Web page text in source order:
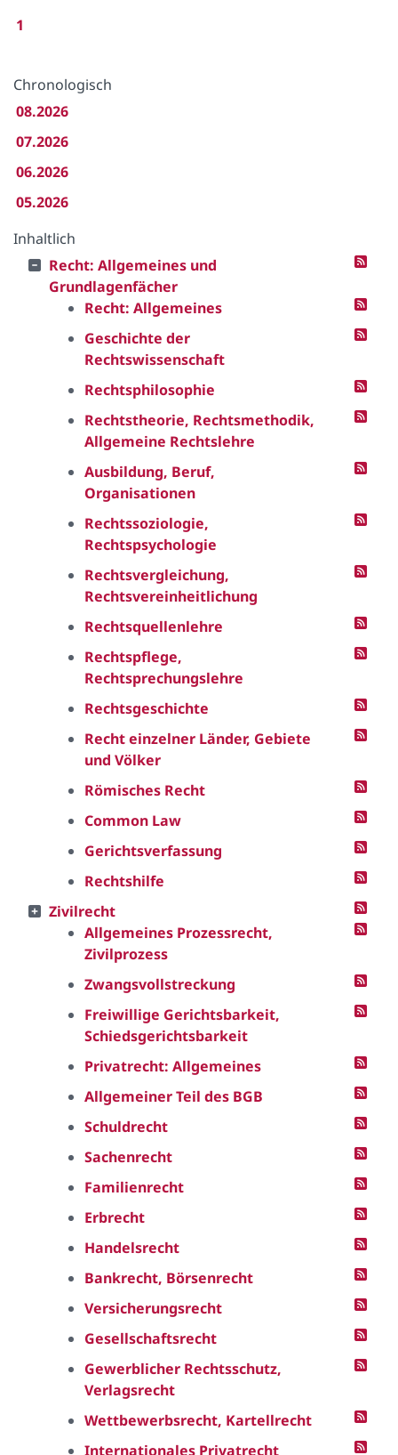
1
Chronologisch
08.2026
07.2026
06.2026
05.2026
Inhaltlich
Recht: Allgemeines und
Grundlagenfächer
Recht: Allgemeines
Geschichte der
Rechtswissenschaft
Rechtsphilosophie
Rechtstheorie, Rechtsmethodik,
Allgemeine Rechtslehre
Ausbildung, Beruf,
Organisationen
Rechtssoziologie,
Rechtspsychologie
Rechtsvergleichung,
Rechtsvereinheitlichung
Rechtsquellenlehre
Rechtspflege,
Rechtsprechungslehre
Rechtsgeschichte
Recht einzelner Länder, Gebiete
und Völker
Römisches Recht
Common Law
Gerichtsverfassung
Rechtshilfe
Zivilrecht
Allgemeines Prozessrecht,
Zivilprozess
Zwangsvollstreckung
Freiwillige Gerichtsbarkeit,
Schiedsgerichtsbarkeit
Privatrecht: Allgemeines
Allgemeiner Teil des BGB
Schuldrecht
Sachenrecht
Familienrecht
Erbrecht
Handelsrecht
Bankrecht, Börsenrecht
Versicherungsrecht
Gesellschaftsrecht
Gewerblicher Rechtsschutz,
Verlagsrecht
Wettbewerbsrecht, Kartellrecht
Internationales Privatrecht